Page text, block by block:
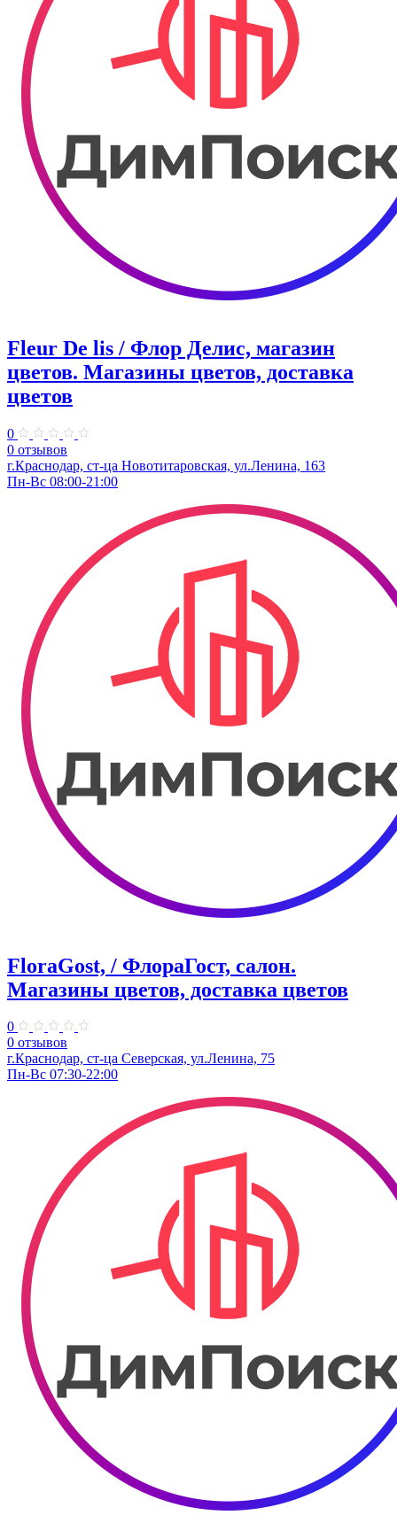
Fleur De lis / Флор Делис, магазин
цветов. Магазины цветов, доставка
цветов
0
0 отзывов
г.Краснодар, ст-ца Новотитаровская, ул.Ленина, 163
Пн-Вс 08:00-21:00
FloraGost, / ФлораГост, салон.
Магазины цветов, доставка цветов
0
0 отзывов
г.Краснодар, ст-ца Северская, ул.Ленина, 75
Пн-Вс 07:30-22:00